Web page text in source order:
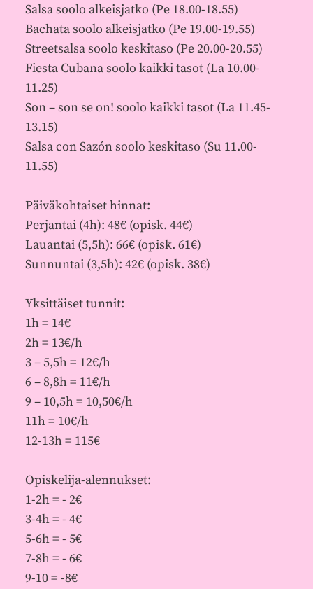
Salsa soolo alkeisjatko (Pe 18.00-18.55)
Bachata soolo alkeisjatko (Pe 19.00-19.55)
Streetsalsa soolo keskitaso (Pe 20.00-20.55)
Fiesta Cubana soolo kaikki tasot (La 10.00-
11.25)
Son – son se on! soolo kaikki tasot (La 11.45-
13.15)
Salsa con Sazón soolo keskitaso (Su 11.00-
11.55)
Päiväkohtaiset hinnat:
Perjantai (4h): 48€ (opisk. 44€)
Lauantai (5,5h): 66€ (opisk. 61€)
Sunnuntai (3,5h): 42€ (opisk. 38€)
Yksittäiset tunnit:
1h = 14€
2h = 13€/h
3 – 5,5h = 12€/h
6 – 8,8h = 11€/h
9 – 10,5h = 10,50€/h
11h = 10€/h
12-13h = 115€
Opiskelija-alennukset:
1-2h = - 2€
3-4h = - 4€
5-6h = - 5€
7-8h = - 6€
9-10 = -8€